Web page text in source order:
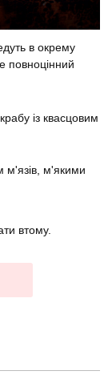
в окрему
повноцінний
із квасцовим
м'язів, м'якими
втому.